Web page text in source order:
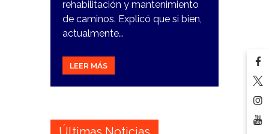
rehabilitación y mantenimiento
de caminos. Explicó que si bien,
actualmente…
LEER MÁS